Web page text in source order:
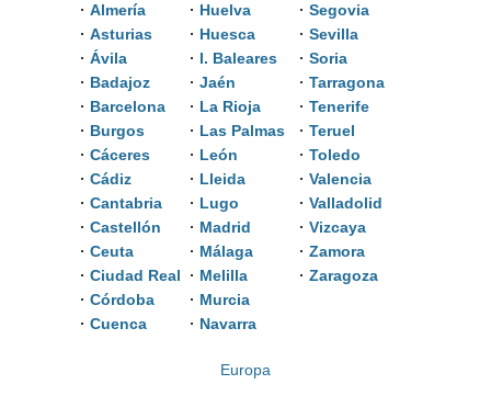
Almería
Asturias
Ávila
Badajoz
Barcelona
Burgos
Cáceres
Cádiz
Cantabria
Castellón
Ceuta
Ciudad Real
Córdoba
Cuenca
Huelva
Huesca
I. Baleares
Jaén
La Rioja
Las Palmas
León
Lleida
Lugo
Madrid
Málaga
Melilla
Murcia
Navarra
Segovia
Sevilla
Soria
Tarragona
Tenerife
Teruel
Toledo
Valencia
Valladolid
Vizcaya
Zamora
Zaragoza
Europa